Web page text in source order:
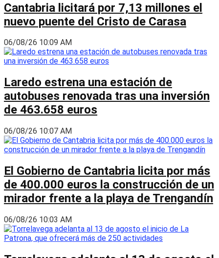
Cantabria licitará por 7,13 millones el
nuevo puente del Cristo de Carasa
06/08/26 10:09 AM
Laredo estrena una estación de
autobuses renovada tras una inversión
de 463.658 euros
06/08/26 10:07 AM
El Gobierno de Cantabria licita por más
de 400.000 euros la construcción de un
mirador frente a la playa de Trengandín
06/08/26 10:03 AM